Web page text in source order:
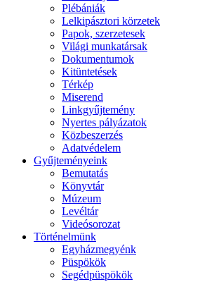
Plébániák
Lelkipásztori körzetek
Papok, szerzetesek
Világi munkatársak
Dokumentumok
Kitüntetések
Térkép
Miserend
Linkgyűjtemény
Nyertes pályázatok
Közbeszerzés
Adatvédelem
Gyűjteményeink
Bemutatás
Könyvtár
Múzeum
Levéltár
Videósorozat
Történelmünk
Egyházmegyénk
Püspökök
Segédpüspökök